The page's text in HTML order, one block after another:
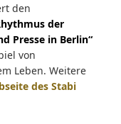
den
der
Presse in Berlin“
von
Leben. Weitere
des Stabi